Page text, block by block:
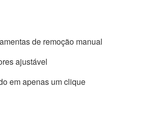
de remoção manual
ajustável
em apenas um clique